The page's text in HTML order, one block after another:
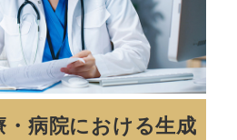
・病院における生成